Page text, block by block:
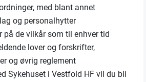
med blant annet
og personalhytter
på de vilkår som til enhver tid
lover og forskrifter,
og øvrig reglement
Sykehuset i Vestfold HF vil du bli